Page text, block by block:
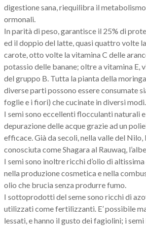
digestione sana, riequilibra il
ormonali.
In parità di peso, garantisce il 25% di
ed il doppio del latte, quasi quattro volte
carote, otto volte la vitamina C delle
potassio delle banane; oltre a vitamina E,
del gruppo B. Tutta la pianta della
diverse parti possono essere consumate
foglie e i fiori) che cucinate in diversi modi.
I semi sono eccellenti flocculanti naturali
depurazione delle acque grazie ad un
efficace. Già da secoli, nella valle del Nilo,
conosciuta come Shagara al Rauwaq,
I semi sono inoltre ricchi d’olio di
nella produzione cosmetica e nella
olio che brucia senza produrre fumo.
I sottoprodotti del seme sono ricchi di
utilizzati come fertilizzanti. E’ possibile
lessati, e hanno il gusto dei fagiolini; i semi